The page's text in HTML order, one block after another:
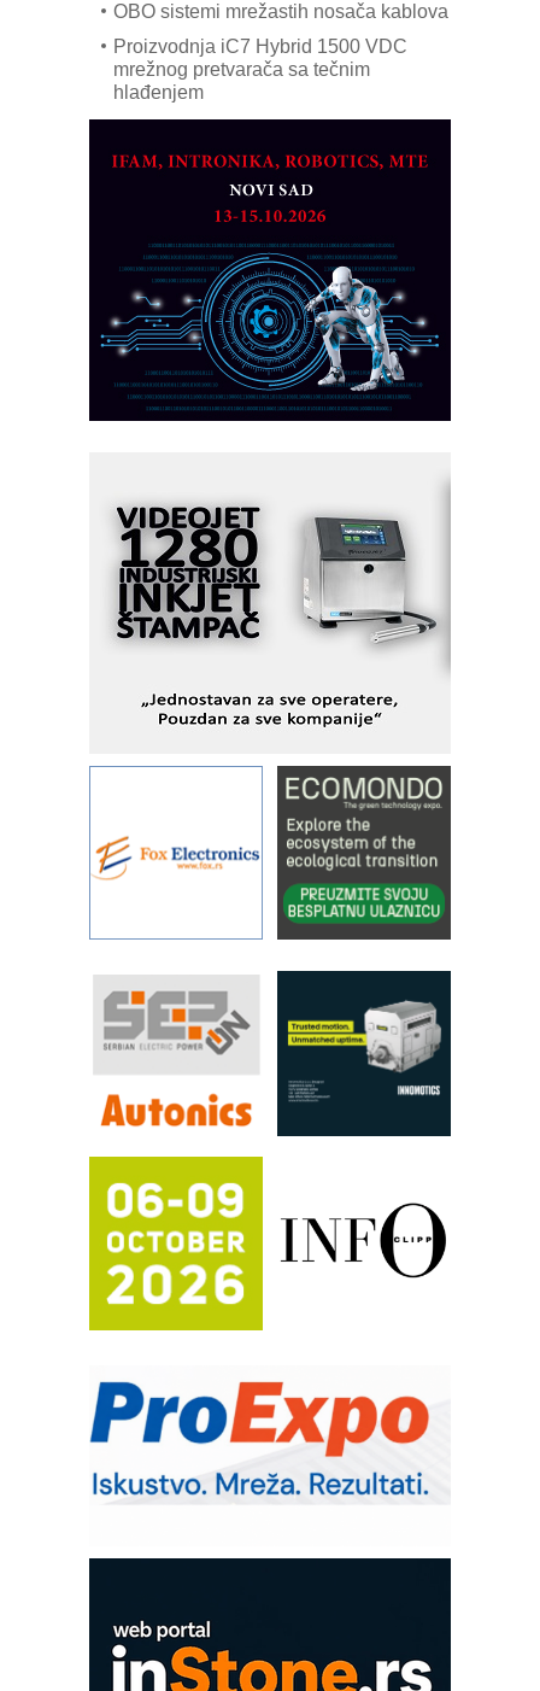
OBO sistemi mrežastih nosača kablova
Proizvodnja iC7 Hybrid 1500 VDC
mrežnog pretvarača sa tečnim
hlađenjem
EVOKS Maintenance Management
ROSA i SCHUNK podižu proizvodnju
Detekcija različitih oblika
MAREX - Lim i mašine za savremena
rešenja
Marcom-plast d.o.o.- vaš pouzdan
partner
CTO - Prilagodite svoju toplinsku
AUKOM: Svetski standard metrologije
dostupan u Srbiji
MOTOMAN – NEXT-Robotika vođena
veštačkom inteligencijom
Fleksibilno stezanje i brzo
KIP KOP – napredna rešenja za
savremene industrijske i logističke
Alba d.o.o. – 35 godina preciznosti u
metrologiji i pametnim dozirnim
IBeRTIM - oprema za ispitivanje
kontrole kvaliteta
STAUFF – Komponente koje
povećavaju pouzdanost hidrauličkih
YAMADA pumpe – japanska
pouzdanost u transferu fluida
Filtration Group Industrial – Napredna
rešenja za filtraciju u hidrauličkim i
procesnim sistemima
RILINEX kompanije Rittal
automatizaciju
Efikasno upravljanje energijom
Automatizacija pakovanja · Display
(Shelf-Ready) omotnice
Trajna oznaka kao dugoročna korist
Bezbednost na prvom mestu!
RMQ-TITAN ADVANCED INDICATOR
– Pametna signalizacija za efikasnije
upravljanje mašinama
Mitutoyo Crysta-Apex V PLUS: Nova
era CNC merenja